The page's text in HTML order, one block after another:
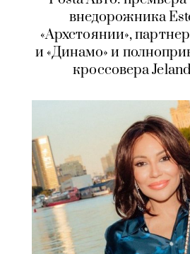
внедорожника
«Архстоянии»,
и «Динамо» и
кроссовера